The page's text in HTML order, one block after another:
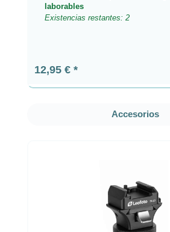
laborables
Existencias restantes: 2
Precio normal:
12,95 €
Omitir la galería de productos
Accesorios